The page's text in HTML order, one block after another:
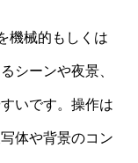
機械的もしくは
シーンや夜景、
いです。操作は
体や背景のコン